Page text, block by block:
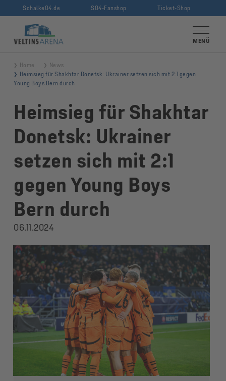
Schalke04.de S04-Fanshop Ticket-Shop
VELTINS-Arena MENÜ
Home
News
Heimsieg für Shakhtar Donetsk: Ukrainer setzen sich mit 2:1 gegen
Young Boys Bern durch
Heimsieg für Shakhtar
Donetsk: Ukrainer
setzen sich mit 2:1
gegen Young Boys
Bern durch
06.11.2024